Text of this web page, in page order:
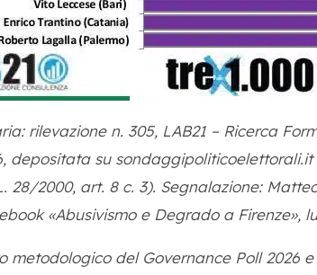
rilevazione n. 305, LAB21 – Ricerca
depositata su
28/2000, art. 8 c. 3). Segnalazione:
«Abusivismo e Degrado a Firenze»,
metodologico del Governance Poll 2026